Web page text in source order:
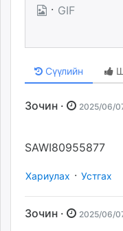
· GIF
Сүүлийн
Зочин · 2025/06/
SAWI80955877
Хариулах · Устгах
Зочин · 2025/06/